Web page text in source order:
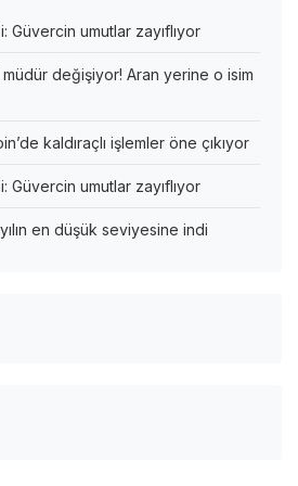
Güvercin umutlar zayıflıyor
müdür değişiyor! Aran yerine o isim
kaldıraçlı işlemler öne çıkıyor
Güvercin umutlar zayıflıyor
en düşük seviyesine indi